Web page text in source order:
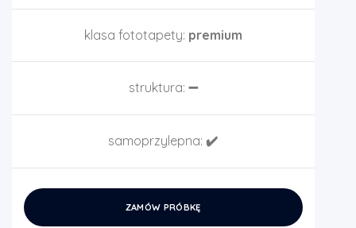
klasa fototapety: premium
struktura: ➖
samoprzylepna: ✔️
ZAMÓW PRÓBKĘ